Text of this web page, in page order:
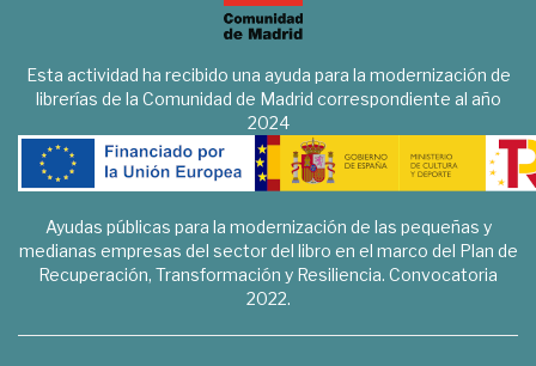
Esta actividad ha recibido una ayuda para la modernización de
librerías de la Comunidad de Madrid correspondiente al año
2024
Ayudas públicas para la modernización de las pequeñas y
medianas empresas del sector del libro en el marco del Plan de
Recuperación, Transformación y Resiliencia. Convocatoria
2022.